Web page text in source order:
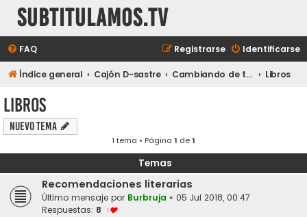
subtitulamos.tv
FAQ Identificarse
Registrarse
Índice general Cajón D-sastre Cambiando de tema... Libros
Libros
Nuevo Tema
1 tema • Página 1 de1
Temas
Recomendaciones literarias
Último mensaje por Burbruja « 05 Jul 2018, 00:47
Respuestas: 8 1